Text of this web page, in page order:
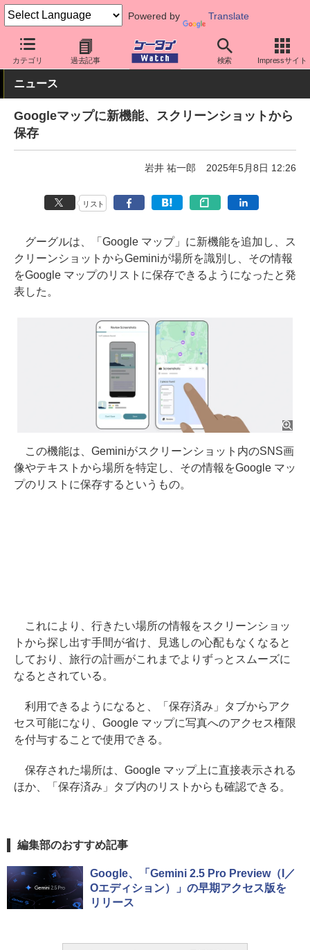
Powered by Translate
カテゴリ 過去記事 検索 Impressサイト
ケータイ Watch アプリ・サービス マップ/ナビ
ニュース
Googleマップに新機能、スクリーンショットから
保存
岩井 祐一郎 2025年5月8日 12:26
リスト
グーグルは、「Google マップ」に新機能を追加し、ス
クリーンショットからGeminiが場所を識別し、その情報
をGoogle マップのリストに保存できるようになったと発
表した。
この機能は、Geminiがスクリーンショット内のSNS画
像やテキストから場所を特定し、その情報をGoogle マッ
プのリストに保存するというもの。
これにより、行きたい場所の情報をスクリーンショッ
トから探し出す手間が省け、見逃しの心配もなくなると
しており、旅行の計画がこれまでよりずっとスムーズに
なるとされている。
利用できるようになると、「保存済み」タブからアク
セス可能になり、Google マップに写真へのアクセス権限
を付与することで使用できる。
保存された場所は、Google マップ上に直接表示される
ほか、「保存済み」タブ内のリストからも確認できる。
編集部のおすすめ記事
Google、「Gemini 2.5 Pro Preview（I／
Oエディション）」の早期アクセス版を
リリース